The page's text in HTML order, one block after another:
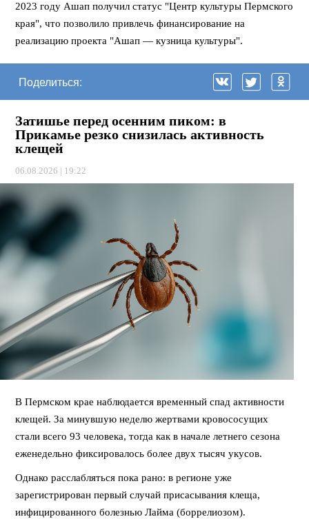
2023 году Ашап получил статус "Центр культуры Пермского
края", что позволило привлечь финансирование на
реализацию проекта "Ашап — кузница культуры".
Поделиться:
Затишье перед осенним пиком: в
Прикамье резко снизилась активность
клещей
06.08.2026 | 19:22
В Пермском крае наблюдается временный спад активности
клещей. За минувшую неделю жертвами кровососущих
стали всего 93 человека, тогда как в начале летнего сезона
еженедельно фиксировалось более двух тысяч укусов.
Однако расслабляться пока рано: в регионе уже
зарегистрирован первый случай присасывания клеща,
инфицированного болезнью Лайма (боррелиозом).